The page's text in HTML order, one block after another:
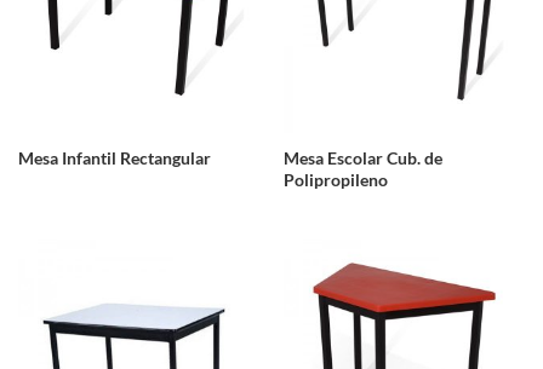
Mesa Infantil Rectangular
Mesa Escolar Cub. de
Polipropileno